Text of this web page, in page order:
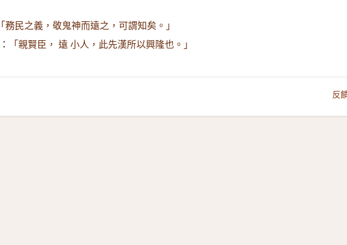
「務民之義，敬鬼神而遠之，可謂知矣。」
： 「親賢臣， 遠 小人，此先漢所以興隆也。」
反